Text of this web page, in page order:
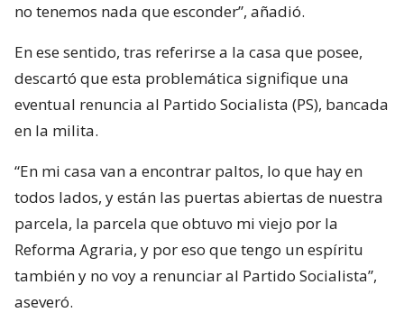
no tenemos nada que esconder”, añadió.
En ese sentido, tras referirse a la casa que posee,
descartó que esta problemática signifique una
eventual renuncia al Partido Socialista (PS), bancada
en la milita.
“En mi casa van a encontrar paltos, lo que hay en
todos lados, y están las puertas abiertas de nuestra
parcela, la parcela que obtuvo mi viejo por la
Reforma Agraria, y por eso que tengo un espíritu
también y no voy a renunciar al Partido Socialista”,
aseveró.